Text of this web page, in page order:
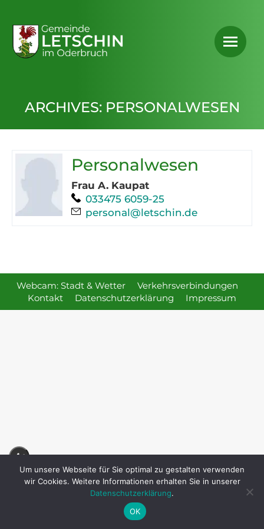
ARCHIVES: PERSONALWESEN
Kontaktliste
Personalwesen
Frau A. Kaupat
Telefon:
033475 6059-25
E-Mail:
personal@letschin.de
Webcam: Stadt & Wetter
Verkehrsverbindungen
Kontakt
Datenschutzerklärung Impressum
A+
Um unsere Webseite für Sie optimal zu gestalten verwenden
wir Cookies. Weitere Informationen erhalten Sie in unserer
Datenschutzerklärung.
OK